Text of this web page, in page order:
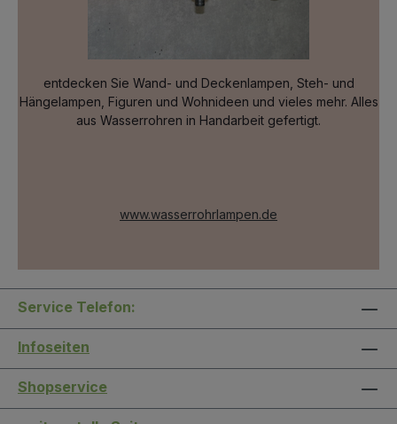
entdecken Sie Wand- und Deckenlampen, Steh- und
Hängelampen, Figuren und Wohnideen und vieles mehr. Alles
aus Wasserrohren in Handarbeit gefertigt.
www.wasserrohrlampen.de
Service Telefon:
Infoseiten
Shopservice